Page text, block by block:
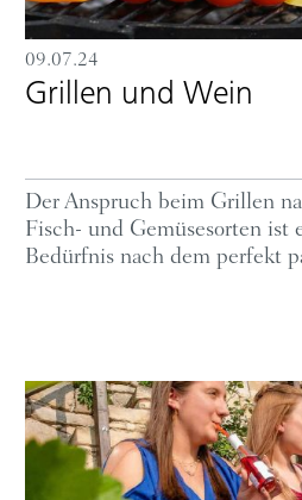
09.07.24
Grillen und Wein
Der Anspruch beim Grillen
Fisch- und Gemüsesorten ist
Bedürfnis nach dem perfekt